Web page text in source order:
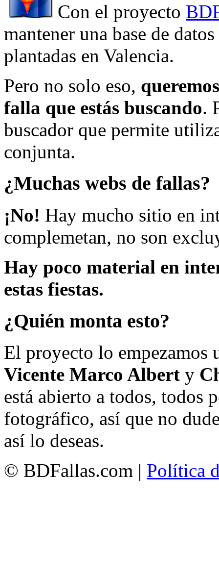
Con el proyecto
mantener una base de
plantadas en Valencia.
Pero no solo eso,
falla que estás buscando.
buscador que permite
conjunta.
¿Muchas webs de fallas?
¡No! Hay mucho sitio en
complemetan, no son
Hay poco material en
estas fiestas.
¿Quién monta esto?
El proyecto lo empezamos
Vicente Marco Albert y
está abierto a todos, todos
fotográfico, así que no
así lo deseas.
© BDFallas.com | Política